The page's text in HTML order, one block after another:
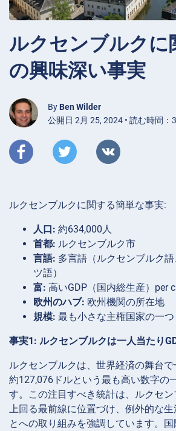
ルクセンブルクに
の興味深い事実
By Ben Wilder
公開日 2月 25, 2024 • 読む時間：
ルクセンブルクに関する簡単な事実:
人口: 約634,000人
首都: ルクセンブルク市
言語: 多言語（ルクセンブルク
ツ語）
富: 高いGDP（国内総生産）per
欧州のハブ: 欧州機関の所在地
規模: 最も小さな主権国家の一つ
事実1: ルクセンブルクは一人当たり
ルクセンブルクは、世界経済の舞台
約127,076ドルという最も高い数字の
す。この注目すべき統計は、ルクセ
上回る最前線に位置づけ、例外的な
とへの取り組みを強調しています。